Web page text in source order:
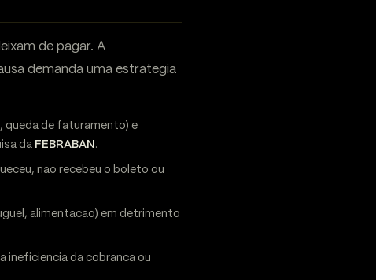
de pagar. A
demanda uma estrategia
queda de faturamento) e
da FEBRABAN .
nao recebeu o boleto ou
alimentacao) em detrimento
ineficiencia da cobranca ou